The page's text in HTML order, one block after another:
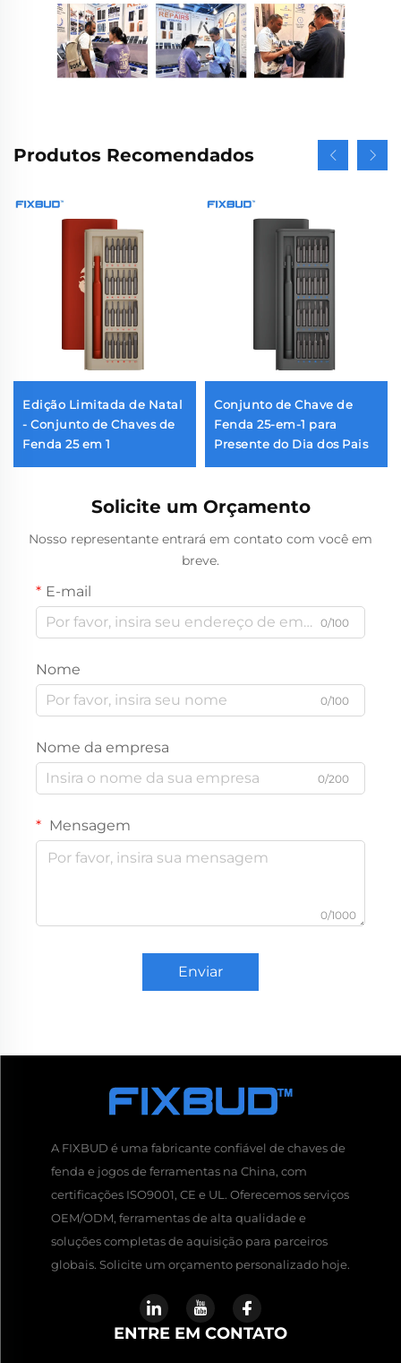
Produtos Recomendados
Edição Limitada de Natal
- Conjunto de Chaves de
Fenda 25 em 1
Conjunto de Chave de
Fenda 25-em-1 para
Presente do Dia dos Pais
Solicite um Orçamento
Nosso representante entrará em contato com você em
breve.
E-mail
0/100
Nome
0/100
Nome da empresa
0/200
Mensagem
0/1000
Enviar
A FIXBUD é uma fabricante confiável de chaves de
fenda e jogos de ferramentas na China, com
certificações ISO9001, CE e UL. Oferecemos serviços
OEM/ODM, ferramentas de alta qualidade e
soluções completas de aquisição para parceiros
globais. Solicite um orçamento personalizado hoje.
ENTRE EM CONTATO